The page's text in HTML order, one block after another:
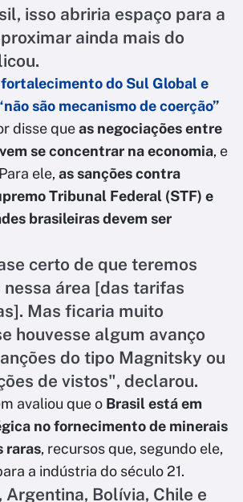
isso abriria espaço para a
ainda mais do
do Sul Global e
são mecanismo de coerção”
disse queas negociações entre
se concentrar na economia, e
ele, as sanções contra
Tribunal Federal (STF) e
brasileiras devem ser
certo de que teremos
nessa área [das tarifas
Mas ficaria muito
houvesse algum avanço
do tipo Magnitsky ou
de vistos", declarou.
avaliou que o Brasil está em
no fornecimento de minerais
raras, recursos que, segundo ele,
a indústria do século 21.
Argentina, Bolívia, Chile e